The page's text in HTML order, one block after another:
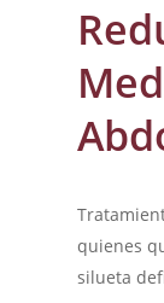
quienes
silueta